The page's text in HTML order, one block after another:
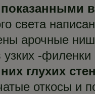
показанными
света
арочные
-
глухих
откосы и